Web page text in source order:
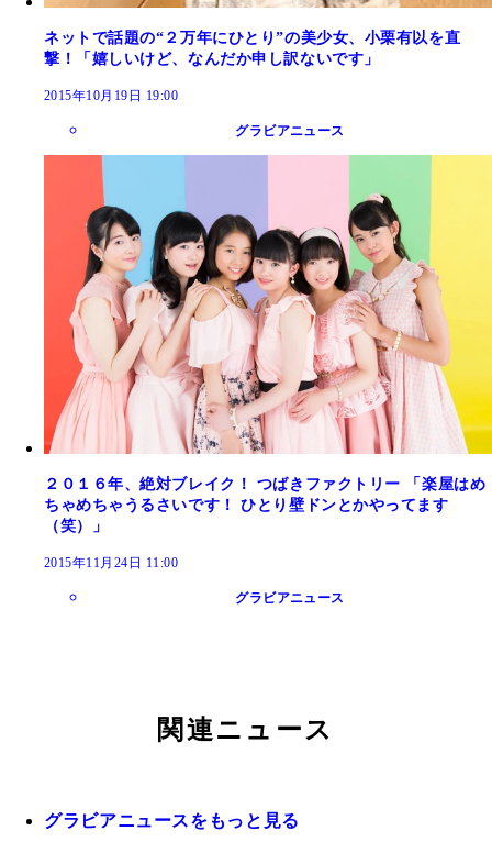
ネットで話題の“２万年にひとり”の美少女、小栗有以を直
撃！「嬉しいけど、なんだか申し訳ないです」
2015年10月19日 19:00
グラビアニュース
２０１６年、絶対ブレイク！ つばきファクトリー 「楽屋はめ
ちゃめちゃうるさいです！ ひとり壁ドンとかやってます
（笑）」
2015年11月24日 11:00
グラビアニュース
関連ニュース
グラビアニュースをもっと見る